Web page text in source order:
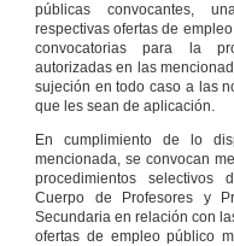
públicas convocantes,
respectivas ofertas de
convocatorias para la
autorizadas en las
sujeción en todo caso a las
que les sean de aplicación.
En cumplimiento de lo
mencionada, se convocan
procedimientos
Cuerpo de Profesores y
Secundaria en relación con
ofertas de empleo público